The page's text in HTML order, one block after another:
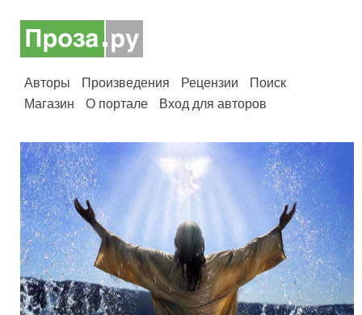
Авторы Произведения Рецензии
Поиск
Магазин
О портале Вход для авторов